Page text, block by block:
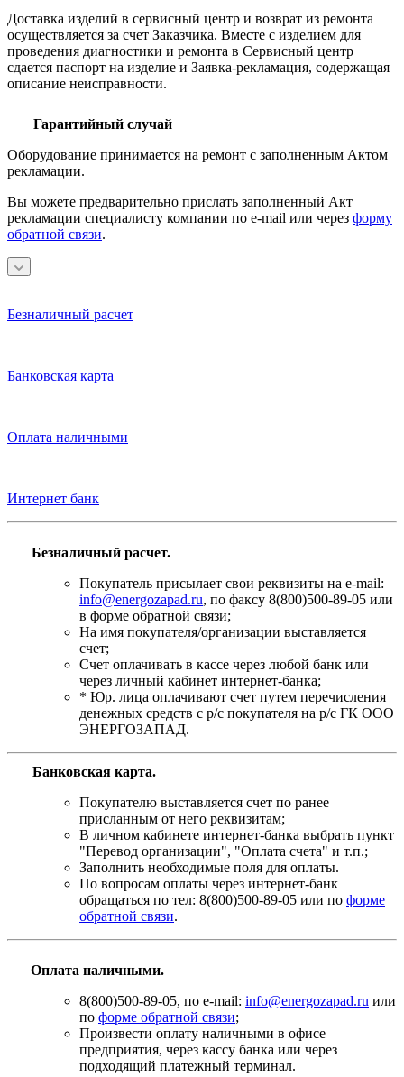
Доставка изделий в сервисный центр и возврат из ремонта
осуществляется за счет Заказчика. Вместе с изделием для
проведения диагностики и ремонта в Сервисный центр
сдается паспорт на изделие и Заявка-рекламация, содержащая
описание неисправности.
Гарантийный случай
Оборудование принимается на ремонт с заполненным Актом
рекламации.
Вы можете предварительно прислать заполненный Акт
рекламации специалисту компании по e-mail или через форму
обратной связи.
Безналичный расчет
Банковская карта
Оплата наличными
Интернет банк
Безналичный расчет.
Покупатель присылает свои реквизиты на e-mail:
info@energozapad.ru, по факсу 8(800)500-89-05 или
в форме обратной связи;
На имя покупателя/организации выставляется
счет;
Счет оплачивать в кассе через любой банк или
через личный кабинет интернет-банка;
* Юр. лица оплачивают счет путем перечисления
денежных средств с р/с покупателя на р/с ГК ООО
ЭНЕРГОЗАПАД.
Банковская карта.
Покупателю выставляется счет по ранее
присланным от него реквизитам;
В личном кабинете интернет-банка выбрать пункт
"Перевод организации", "Оплата счета" и т.п.;
Заполнить необходимые поля для оплаты.
По вопросам оплаты через интернет-банк
обращаться по тел: 8(800)500-89-05 или по форме
обратной связи.
Оплата наличными.
8(800)500-89-05, по e-mail: info@energozapad.ru или
по форме обратной связи;
Произвести оплату наличными в офисе
предприятия, через кассу банка или через
подходящий платежный терминал.